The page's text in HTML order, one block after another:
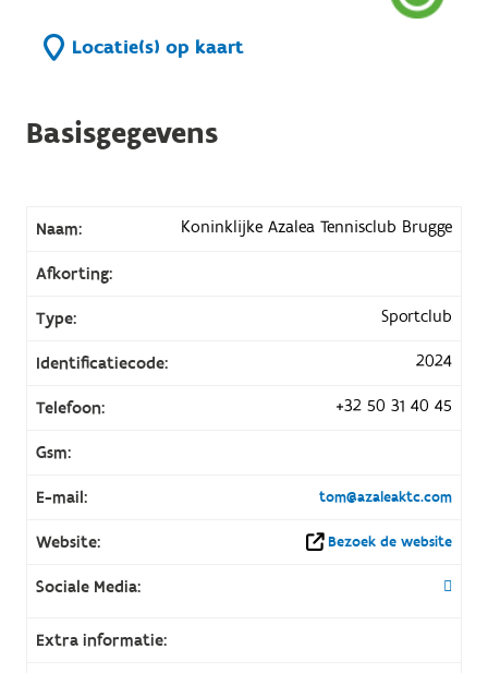
Locatie(s) op kaart
Basisgegevens
Naam: Koninklijke Azalea Tennisclub Brugge
Afkorting:
Type: Sportclub
Identificatiecode: 2024
Telefoon: +32 50 31 40 45
Gsm:
E-mail: tom@azaleaktc.com
Website: Bezoek de website
Sociale Media:
Extra informatie: